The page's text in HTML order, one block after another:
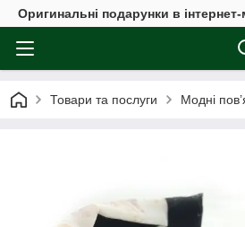
Оригинальні подарунки в
Товари та послуги Модні